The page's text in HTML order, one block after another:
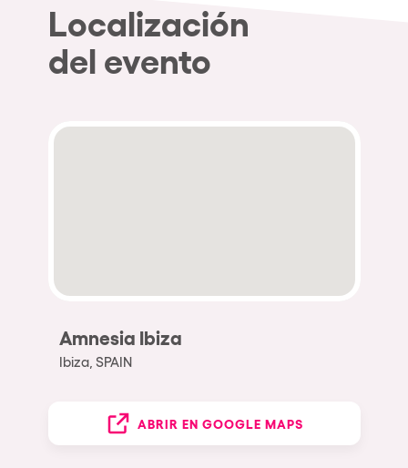
Localización
del evento
Amnesia Ibiza
Ibiza, SPAIN
ABRIR EN GOOGLE MAPS